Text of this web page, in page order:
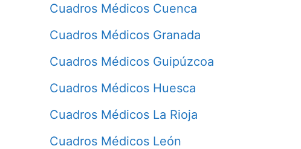
Cuadros Médicos Cuenca
Cuadros Médicos Granada
Cuadros Médicos Guipúzcoa
Cuadros Médicos Huesca
Cuadros Médicos La Rioja
Cuadros Médicos León